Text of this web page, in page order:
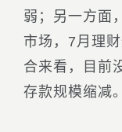
弱；另一方面
市场，7月理
合来看，目前
存款规模缩减。